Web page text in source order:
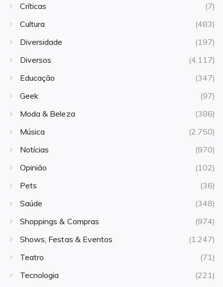
Críticas
(7)
Cultura
(483)
Diversidade
(197)
Diversos
(4.117)
Educação
(347)
Geek
(97)
Moda & Beleza
(386)
Música
(2.750)
Notícias
(970)
Opinião
(102)
Pets
(36)
Saúde
(348)
Shoppings & Compras
(974)
Shows, Festas & Eventos
(1.247)
Teatro
(71)
Tecnologia
(221)